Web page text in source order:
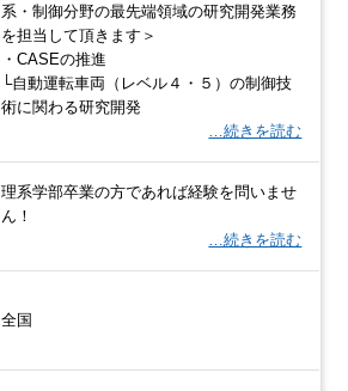
系・制御分野の最先端領域の研究開発業務
を担当して頂きます＞
・CASEの推進
└自動運転車両（レベル４・５）の制御技
術に関わる研究開発
…続きを読む
理系学部卒業の方であれば経験を問いませ
ん！
…続きを読む
全国